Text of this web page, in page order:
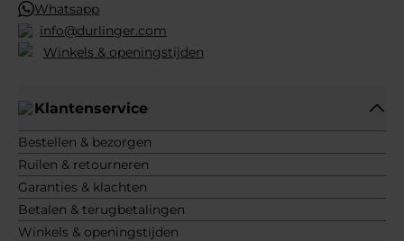
Whatsapp
info@durlinger.com
Winkels & openingstijden
Klantenservice
Bestellen & bezorgen
Ruilen & retourneren
Garanties & klachten
Betalen & terugbetalingen
Winkels & openingstijden